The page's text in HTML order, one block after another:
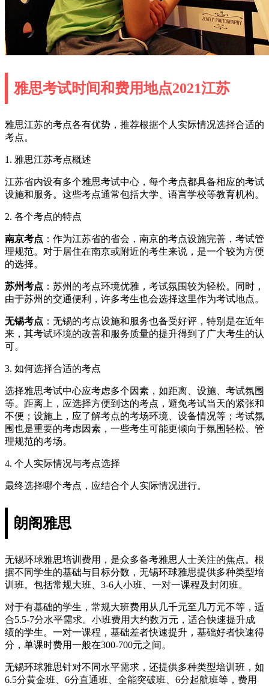
雅思考试时间和费用地点2021江苏
雅思江苏的考点各有优势，推荐根据个人实际情况选择合适的
考点。
1. 雅思江苏考点概述
江苏省内设有多个雅思考试中心，每个考点都具备相应的考试
设施和服务。这些考点通常包括大学、语言学校等教育机构。
2. 各个考点的特点
南京考点 ：作为江苏省的省会，南京的考点设施完善，考试管
理规范。对于居住在南京或附近的考生来说，是一个较为方便
的选择。
苏州考点 ：苏州的考点环境优雅，考试氛围较为轻松。同时，
由于苏州的交通便利，许多考生也会选择这里作为考试地点。
无锡考点 ：无锡的考点设施和服务也备受好评，特别是在近年
来，其考试环境的改善和服务质量的提升得到了广大考生的认
可。
3. 如何选择合适的考点
选择雅思考试中心应考虑多个因素，如距离、设施、考试氛围
等。距离上，应选择方便到达的考点，避免考试当天的紧张和
不便；设施上，应了解考点的考场环境、设备情况等；考试氛
围也是重要的考虑因素，一些考生可能更倾向于氛围轻松、管
理规范的考场。
4. 个人实际情况与考点选择
最终选择哪个考点，应结合个人实际情况进行。
朗阁雅思
无锡环球雅思培训费用，是众多备考雅思人士关注的焦点。根
据不同学生的基础与目标分数，无锡环球雅思提供多种类型培
训班。包括常规大班、3-6人小班、一对一课程及封闭班。
对于有基础的学生，常规大班费用从几千元至几万元不等，适
合5.5-7分水平需求。小班费用大约数万元，适合快速提升成
绩的学生。一对一课程，基础差者快速提升，基础好者快速得
分，单课时费用一般在300-700元之间。
无锡环球雅思针对不同水平需求，还提供多种类型培训班，如
6.5分黄金班、6分直通班、全能突破班、6分起航班等，费用